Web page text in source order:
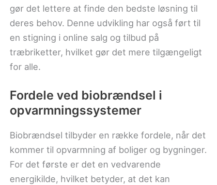
gør det lettere at finde den bedste løsning til
deres behov. Denne udvikling har også ført til
en stigning i online salg og tilbud på
træbriketter, hvilket gør det mere tilgængeligt
for alle.
Fordele ved biobrændsel i
opvarmningssystemer
Biobrændsel tilbyder en række fordele, når det
kommer til opvarmning af boliger og bygninger.
For det første er det en vedvarende
energikilde, hvilket betyder, at det kan